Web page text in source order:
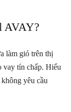
AVAY?
làm gió trên thị
vay tín chấp. Hiểu
yêu cầu